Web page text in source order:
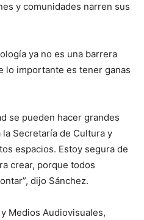
y comunidades narren sus
ya no es una barrera
lo importante es tener ganas
se pueden hacer grandes
Secretaría de Cultura y
espacios. Estoy segura de
crear, porque todos
dijo Sánchez.
Medios Audiovisuales,